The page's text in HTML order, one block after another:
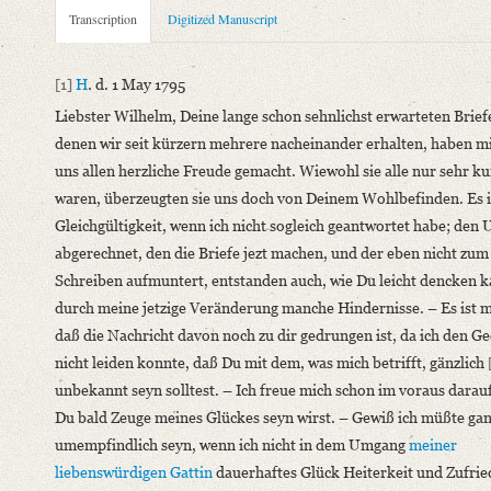
Metadata Concerning Header
Sender: Johann Carl Fürchtegott Schlegel
Recipient: August Wilhelm von Schlegel
Place of Dispatch: Hannover
Place of Destination: Amsterdam
Date: 01.05.1795
Notations: Empfangsort erschlossen.
Manuscript
Provider: Dresden, Sächsische Landesbibliothek - Staats- und
OAI Id: DE-1a-34097
Classification Number: Mscr.Dresd.e.90,XIX,Bd.23,Nr.72
Number of Pages: 4S. auf Doppelbl., hs. m. U.
Format: 19,1 x 11,6 cm
Incipit: „[1] H. d. 1 May 1795
Liebster Wilhelm, Deine lange schon sehnlichst erwarteten
Language
Transcription Digitized Manuscript
[1]H. d. 1 May 1795
Liebster Wilhelm, Deine lange schon sehnlichst erwarteten
denen wir seit kürzern mehrere nacheinander erhalten, haben
uns allen herzliche Freude gemacht. Wiewohl sie alle nur sehr
waren, überzeugten sie uns doch von Deinem Wohlbefinden. Es
Gleichgültigkeit, wenn ich nicht sogleich geantwortet habe; den
abgerechnet, den die Briefe jezt machen, und der eben nicht zum
Schreiben aufmuntert, entstanden auch, wie Du leicht dencken
durch meine jetzige Veränderung manche Hindernisse. – Es ist
daß die Nachricht davon noch zu dir gedrungen ist, da ich den
nicht leiden konnte, daß Du mit dem, was mich betrifft, gänzlich
unbekannt seyn solltest. – Ich freue mich schon im voraus
Du bald Zeuge meines Glückes seyn wirst. – Gewiß ich müßte
umempfindlich seyn, wenn ich nicht in dem Umgangmeiner
liebenswürdigen Gattindauerhaftes Glück Heiterkeit und